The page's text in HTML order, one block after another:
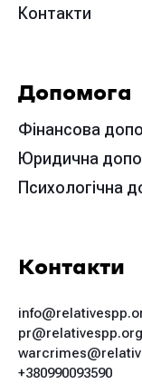
Контакти
Допомога
Фінансова
Юридична
Психологічна
Контакти
pr@relativespp.org
+380990093590